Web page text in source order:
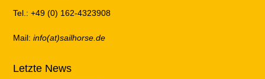
Tel.: +49 (0) 162-4323908
Mail:info(at)sailhorse.de
Letzte News